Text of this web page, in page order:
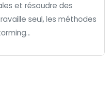
et résoudre des
seul, les méthodes